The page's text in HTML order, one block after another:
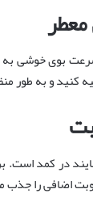
بوی خوشی
کنید و به
در کمد است.
اضافی را جذب